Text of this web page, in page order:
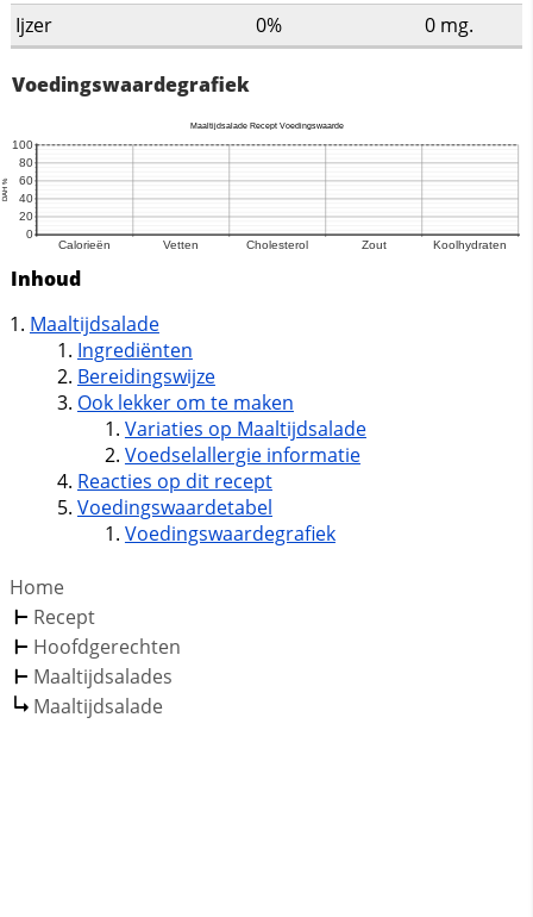
Ijzer 0% 0 mg.
Voedingswaardegrafiek
Inhoud
Maaltijdsalade
Ingrediënten
Bereidingswijze
Ook lekker om te maken
Variaties op Maaltijdsalade
Voedselallergie informatie
Reacties op dit recept
Voedingswaardetabel
Voedingswaardegrafiek
Home
Recept
Hoofdgerechten
Maaltijdsalades
Maaltijdsalade